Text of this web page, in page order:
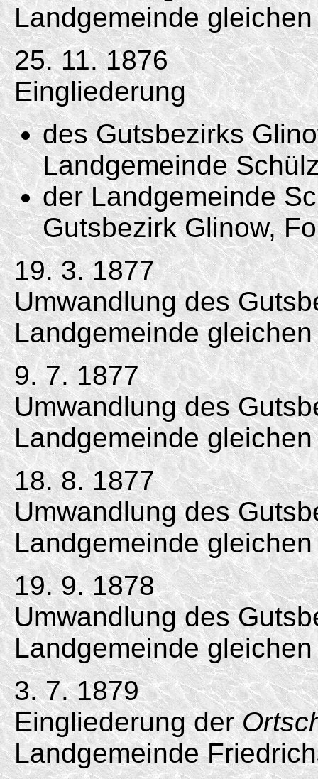
Landgemeinde
25. 11. 1876
Eingliederung
des Gutsbezirks
Landgemeinde
der Landgemeinde
Gutsbezirk Glinow,
19. 3. 1877
Umwandlung des
Landgemeinde
9. 7. 1877
Umwandlung des
Landgemeinde
18. 8. 1877
Umwandlung des
Landgemeinde
19. 9. 1878
Umwandlung des
Landgemeinde
3. 7. 1879
Eingliederung der
Landgemeinde